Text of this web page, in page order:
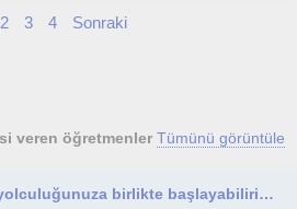
2 3 4 Sonraki
veren öğretmenler Tümünü görüntüle
Programlama öğrenme yolculuğunuza birlikte başlayabiliriz. HTML CSS Javascript Java C C# ve daha fazlası